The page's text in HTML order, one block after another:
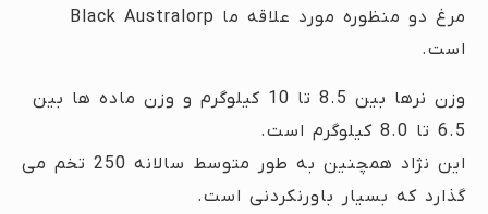
مرغ دو منظوره مورد علاقه ما Black Australorp
است.
وزن نرها بین 8.5 تا 10 کیلوگرم و وزن ماده ها بین
6.5 تا 8.0 کیلوگرم است.
این نژاد همچنین به طور متوسط سالانه 250 تخم می
گذارد که بسیار باورنکردنی است.